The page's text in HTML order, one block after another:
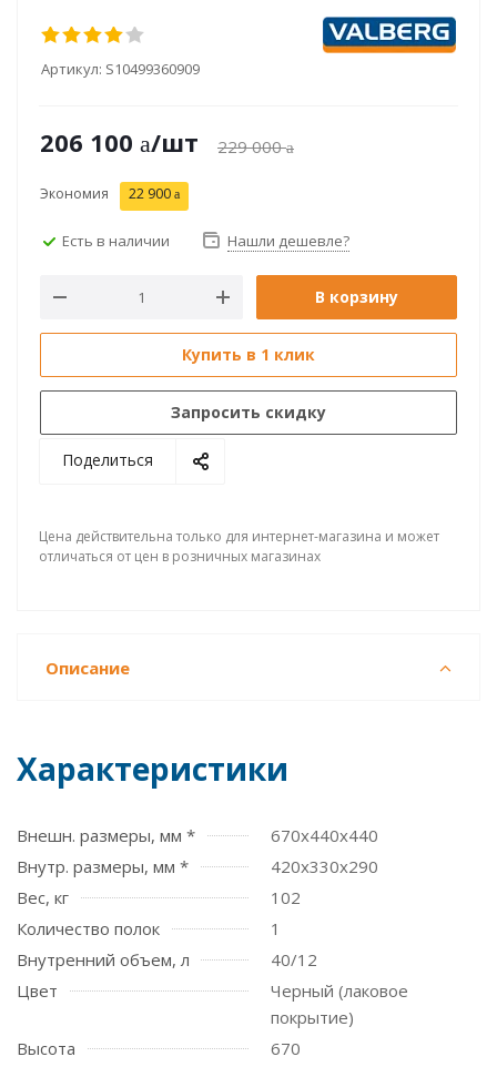
Артикул: S10499360909
206 100 /шт 229 000
Экономия 22 900
Есть в наличии Нашли дешевле?
В корзину
Купить в 1 клик
Запросить скидку
Поделиться
Цена действительна только для интернет-магазина и может
отличаться от цен в розничных магазинах
Описание
Характеристики
Внешн. размеры, мм *
670x440x440
Внутр. размеры, мм *
420х330х290
Вес, кг
102
Количество полок
1
Внутренний объем, л
40/12
Цвет
Черный (лаковое
покрытие)
Высота
670